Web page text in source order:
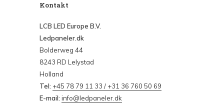
Kontakt
LCB LED Europe B.V.
Ledpaneler.dk
Bolderweg 44
8243 RD Lelystad
Holland
Tel: +45 78 79 11 33 / +31 36 760 50 69
E-mail: info@ledpaneler.dk